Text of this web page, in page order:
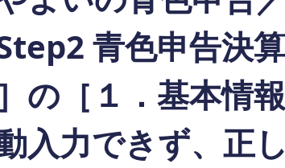
青色申告決
の［１．基本情
入力できず、正